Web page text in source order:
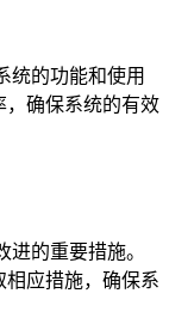
统的功能和使用
，确保系统的有效
的重要措施。
应措施，确保系